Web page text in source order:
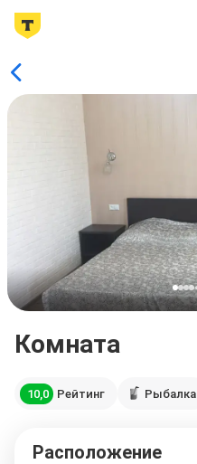
Комната
10,0 Рейтинг Рыбалка
Расположение